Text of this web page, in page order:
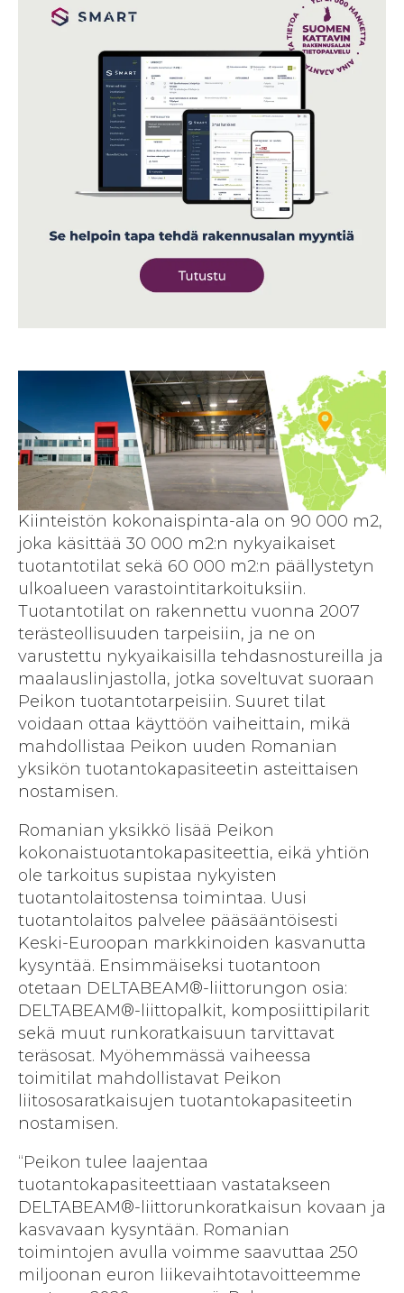
Kiinteistön kokonaispinta-ala on 90 000 m2,
joka käsittää 30 000 m2:n nykyaikaiset
tuotantotilat sekä 60 000 m2:n päällystetyn
ulkoalueen varastointitarkoituksiin.
Tuotantotilat on rakennettu vuonna 2007
terästeollisuuden tarpeisiin, ja ne on
varustettu nykyaikaisilla tehdasnostureilla ja
maalauslinjastolla, jotka soveltuvat suoraan
Peikon tuotantotarpeisiin. Suuret tilat
voidaan ottaa käyttöön vaiheittain, mikä
mahdollistaa Peikon uuden Romanian
yksikön tuotantokapasiteetin asteittaisen
nostamisen.
Romanian yksikkö lisää Peikon
kokonaistuotantokapasiteettia, eikä yhtiön
ole tarkoitus supistaa nykyisten
tuotantolaitostensa toimintaa. Uusi
tuotantolaitos palvelee pääsääntöisesti
Keski-Euroopan markkinoiden kasvanutta
kysyntää. Ensimmäiseksi tuotantoon
otetaan DELTABEAM®-liittorungon osia:
DELTABEAM®-liittopalkit, komposiittipilarit
sekä muut runkoratkaisuun tarvittavat
teräsosat. Myöhemmässä vaiheessa
toimitilat mahdollistavat Peikon
liitososaratkaisujen tuotantokapasiteetin
nostamisen.
“Peikon tulee laajentaa
tuotantokapasiteettiaan vastatakseen
DELTABEAM®-liittorunkoratkaisun kovaan ja
kasvavaan kysyntään. Romanian
toimintojen avulla voimme saavuttaa 250
miljoonan euron liikevaihtotavoitteemme